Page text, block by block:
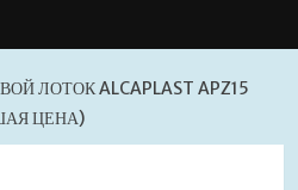
ЛОТОК ALCAPLAST APZ15
ЦЕНА)